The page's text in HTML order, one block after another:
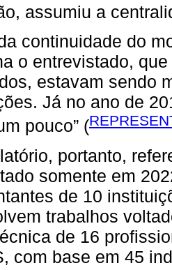
assumiu a
continuidade do
o entrevistado,
estavam sendo
Já́ no ano de
pouco” (
portanto,
somente em
de 10
trabalhos
de 16
com base em 45